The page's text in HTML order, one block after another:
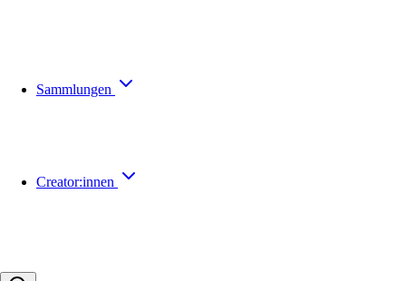
Sammlungen
Creator:innen